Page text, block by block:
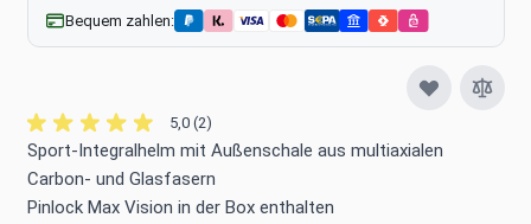
5,0 (2)
Sport-Integralhelm mit Außenschale aus multiaxialen
Carbon- und Glasfasern
Pinlock Max Vision in der Box enthalten
Bequem zahlen: